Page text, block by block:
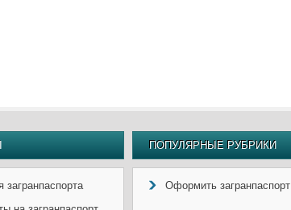
ПОПУЛЯРНЫЕ РУБРИКИ
Оформить загранпаспорт